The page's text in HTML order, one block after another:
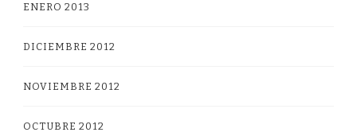
ENERO 2013
DICIEMBRE 2012
NOVIEMBRE 2012
OCTUBRE 2012